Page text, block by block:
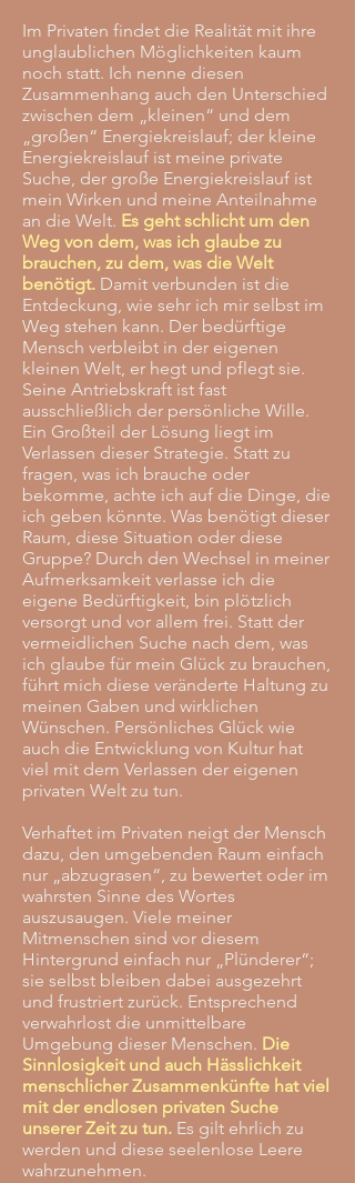
Im Privaten findet die Realität mit ihre
unglaublichen Möglichkeiten kaum
noch statt. Ich nenne diesen
Zusammenhang auch den Unterschied
zwischen dem „kleinen“ und dem
„großen“ Energiekreislauf; der kleine
Energiekreislauf ist meine private
Suche, der große Energiekreislauf ist
mein Wirken und meine Anteilnahme
an die Welt. Es geht schlicht um den
Weg von dem, was ich glaube zu
brauchen, zu dem, was die Welt
benötigt. Damit verbunden ist die
Entdeckung, wie sehr ich mir selbst im
Weg stehen kann. Der bedürftige
Mensch verbleibt in der eigenen
kleinen Welt, er hegt und pflegt sie.
Seine Antriebskraft ist fast
ausschließlich der persönliche Wille.
Ein Großteil der Lösung liegt im
Verlassen dieser Strategie. Statt zu
fragen, was ich brauche oder
bekomme, achte ich auf die Dinge, die
ich geben könnte. Was benötigt dieser
Raum, diese Situation oder diese
Gruppe? Durch den Wechsel in meiner
Aufmerksamkeit verlasse ich die
eigene Bedürftigkeit, bin plötzlich
versorgt und vor allem frei. Statt der
vermeidlichen Suche nach dem, was
ich glaube für mein Glück zu brauchen,
führt mich diese veränderte Haltung zu
meinen Gaben und wirklichen
Wünschen. Persönliches Glück wie
auch die Entwicklung von Kultur hat
viel mit dem Verlassen der eigenen
privaten Welt zu tun.
Verhaftet im Privaten neigt der Mensch
dazu, den umgebenden Raum einfach
nur „abzugrasen“, zu bewertet oder im
wahrsten Sinne des Wortes
auszusaugen. Viele meiner
Mitmenschen sind vor diesem
Hintergrund einfach nur „Plünderer“;
sie selbst bleiben dabei ausgezehrt
und frustriert zurück. Entsprechend
verwahrlost die unmittelbare
Umgebung dieser Menschen. Die
Sinnlosigkeit und auch Hässlichkeit
menschlicher Zusammenkünfte hat viel
mit der endlosen privaten Suche
unserer Zeit zu tun. Es gilt ehrlich zu
werden und diese seelenlose Leere
wahrzunehmen.